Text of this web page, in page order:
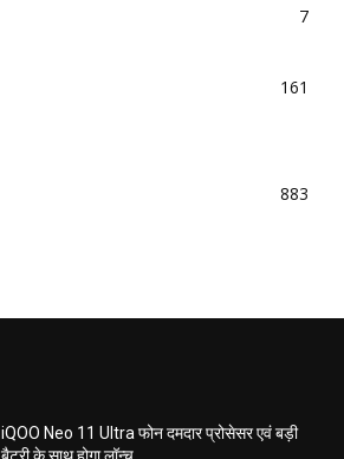
7
161
883
iQOO Neo 11 Ultra फोन दमदार प्रोसेसर एवं बड़ी